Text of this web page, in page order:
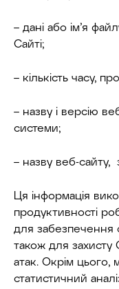
– дані або ім’я
Сайті;
– кількість часу,
– назву і версію
системи;
– назву веб-
Ця інформація
продуктивності
для забезпечення
також для захисту
атак. Окрім
статистичний